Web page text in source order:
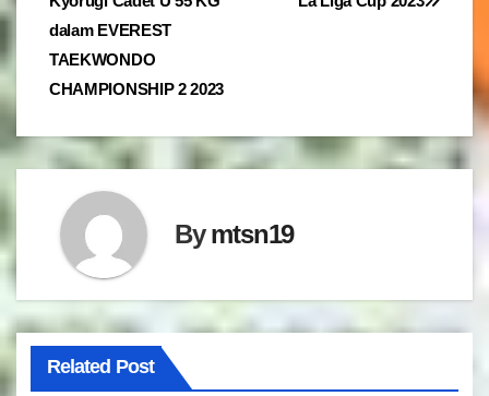
dalam EVEREST
TAEKWONDO
CHAMPIONSHIP 2 2023
Bymtsn19
Related Post